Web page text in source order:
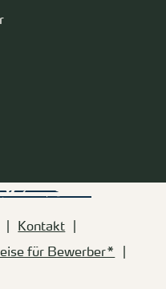
Kontakt
für Bewerber*